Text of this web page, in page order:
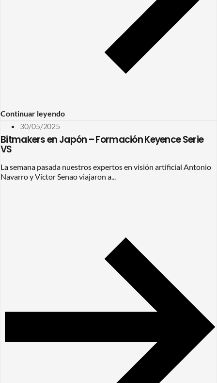
Continuar leyendo
30/05/2025
Bitmakers en Japón – Formación Keyence Serie
VS
La semana pasada nuestros expertos en visión artificial Antonio
Navarro y Víctor Senao viajaron a...